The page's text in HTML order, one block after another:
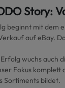
Story:
beginnt mit dem
auf eBay.
wuchs auch
Fokus
Sortiments bildet.